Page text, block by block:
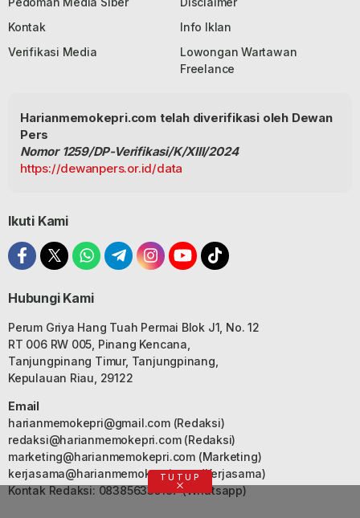
Kontak
Info Iklan
Verifikasi Media
Lowongan Wartawan
Freelance
Harianmemokepri.com telah diverifikasi oleh Dewan
Pers
Nomor 1259/DP-Verifikasi/K/XIII/2024
https://dewanpers.or.id/data
Ikuti Kami
Hubungi Kami
Perum Griya Hang Tuah Permai Blok J1, No. 12
RT 006 RW 005, Pinang Kencana,
Tanjungpinang Timur, Tanjungpinang,
Kepulauan Riau, 29122
Email
harianmemokepri@gmail.com(Redaksi)
redaksi@harianmemokepri.com(Redaksi)
marketing@harianmemokepri.com(Marketing)
kerjasama@harianmemokepri.com(Kerjasama)
Kontak Redaksi: 083856335187 (Whatsapp)
TUTUP